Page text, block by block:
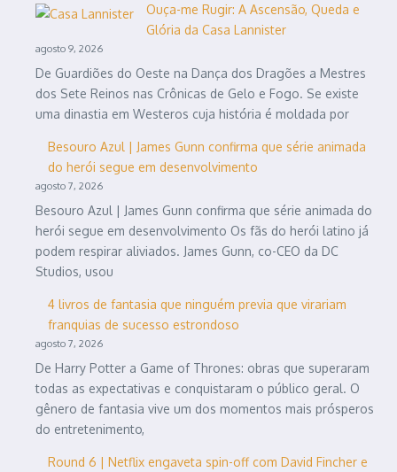
Ouça-me Rugir: A Ascensão, Queda e
Glória da Casa Lannister
agosto 9, 2026
De Guardiões do Oeste na Dança dos Dragões a Mestres
dos Sete Reinos nas Crônicas de Gelo e Fogo. Se existe
uma dinastia em Westeros cuja história é moldada por
Besouro Azul | James Gunn confirma que série animada
do herói segue em desenvolvimento
agosto 7, 2026
Besouro Azul | James Gunn confirma que série animada do
herói segue em desenvolvimento Os fãs do herói latino já
podem respirar aliviados. James Gunn, co-CEO da DC
Studios, usou
4 livros de fantasia que ninguém previa que virariam
franquias de sucesso estrondoso
agosto 7, 2026
De Harry Potter a Game of Thrones: obras que superaram
todas as expectativas e conquistaram o público geral. O
gênero de fantasia vive um dos momentos mais prósperos
do entretenimento,
Round 6 | Netflix engaveta spin-off com David Fincher e